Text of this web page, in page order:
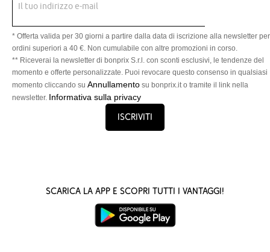
Il tuo indirizzo e-mail
* Offerta valida per 30 giorni a partire dalla data di iscrizione alla newsletter per
ordini superiori a 40 €. Non cumulabile con altre promozioni in corso.
** Riceverai la newsletter di bonprix S.r.l. con sconti esclusivi, le tendenze del
momento e offerte personalizzate. Puoi revocare questo consenso in qualsiasi
momento cliccando su Annullamento su bonprix.it o tramite il link nella
newsletter. Informativa sulla privacy
Iscriviti
Scarica la App e scopri tutti i vantaggi!